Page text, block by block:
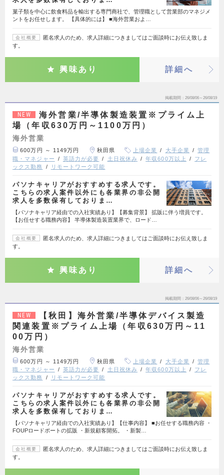
菓子類を中心に飲食料品を輸出する専門商社で、管理職として営業部のマネジメ
ントをお任せします。 【具体的には】 ■海外営業およ…
会社概要
匿名求人のため、求人詳細につきましてはご面談時にお伝え致しま
す。
興味あり 詳細へ
掲載期間 26/08/06～26/08/19
NEW
海外営業/半導体製造装置※プライム上
場（年収630万円～1100万円）
海外営業
600万円 ～ 1149万円 秋田県 上場企業 大手企業
管理
職・マネジャー
英語力が必要 土日祝休み 年収600万以上
フレ
ックス勤務
リモートワーク可能
パソナキャリアがおすすめする求人です。
こちらの求人案件以外にも各業界の非公開
求人を多数保有しておりま…
【パソナキャリア経由での入社実績あり】【募集背景】 拡販に伴う増員です。
【お任せする職務内容】 半導体製造装置業界で、ロード…
会社概要
匿名求人のため、求人詳細につきましてはご面談時にお伝え致しま
す。
興味あり 詳細へ
掲載期間 26/08/06～26/08/19
NEW
【秋田】海外営業/半導体デバイス製造
関連装置※プライム上場（年収630万円～11
00万円）
海外営業
600万円 ～ 1149万円 秋田県 上場企業 大手企業
管理
職・マネジャー
英語力が必要 土日祝休み 年収600万以上
フレ
ックス勤務
リモートワーク可能
パソナキャリアがおすすめする求人です。
こちらの求人案件以外にも各業界の非公開
求人を多数保有しておりま…
【パソナキャリア経由での入社実績あり】【仕事内容】 ■お任せする職務内容 ・
FOUPロードポートの拡販 ・新規顧客開拓。 ・新製…
会社概要
匿名求人のため、求人詳細につきましてはご面談時にお伝え致しま
す。